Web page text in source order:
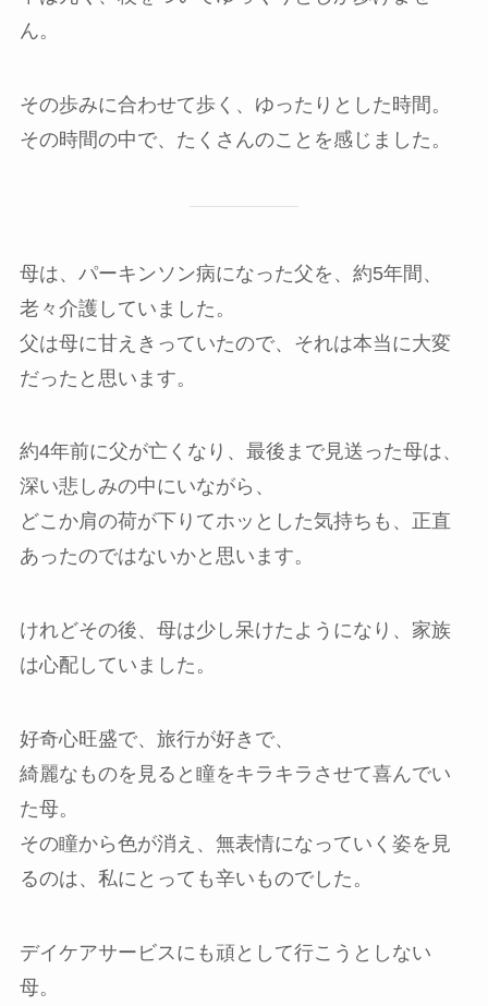
ん。
その歩みに合わせて歩く、ゆったりとした時間。
その時間の中で、たくさんのことを感じました。
母は、パーキンソン病になった父を、約5年間、
老々介護していました。
父は母に甘えきっていたので、それは本当に大変
だったと思います。
約4年前に父が亡くなり、最後まで見送った母は、
深い悲しみの中にいながら、
どこか肩の荷が下りてホッとした気持ちも、正直
あったのではないかと思います。
けれどその後、母は少し呆けたようになり、家族
は心配していました。
好奇心旺盛で、旅行が好きで、
綺麗なものを見ると瞳をキラキラさせて喜んでい
た母。
その瞳から色が消え、無表情になっていく姿を見
るのは、私にとっても辛いものでした。
デイケアサービスにも頑として行こうとしない
母。